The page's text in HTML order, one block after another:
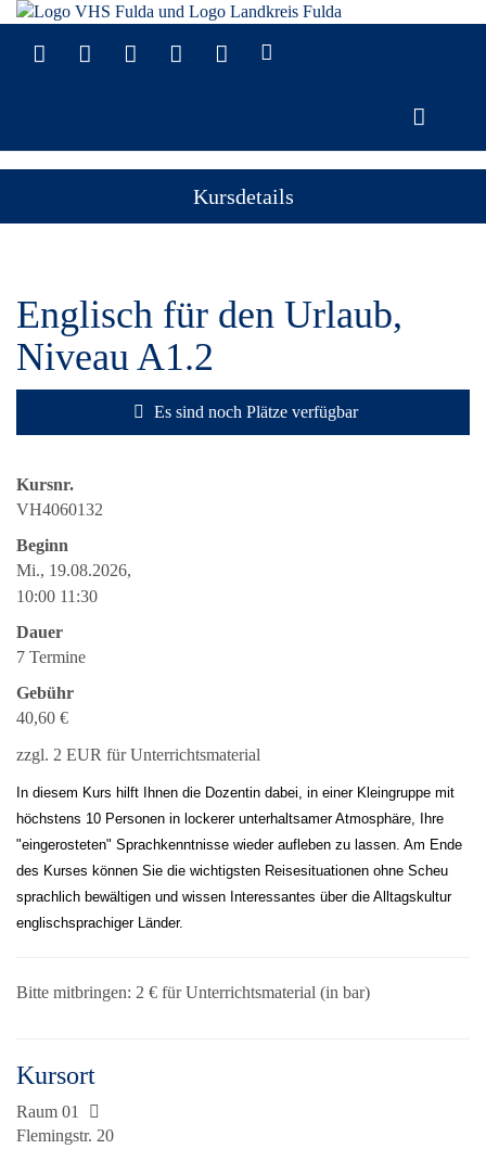
Kursdetails
Englisch für den Urlaub,
Niveau A1.2
Es sind noch Plätze verfügbar
Kursnr.
VH4060132
Beginn
Mi., 19.08.2026,
10:00 11:30
Dauer
7 Termine
Gebühr
40,60 €
zzgl. 2 EUR für Unterrichtsmaterial
In diesem Kurs hilft Ihnen die Dozentin dabei, in einer Kleingruppe mit
höchstens 10 Personen in lockerer unterhaltsamer Atmosphäre, Ihre
"eingerosteten" Sprachkenntnisse wieder aufleben zu lassen. Am Ende
des Kurses können Sie die wichtigsten Reisesituationen ohne Scheu
sprachlich bewältigen und wissen Interessantes über die Alltagskultur
englischsprachiger Länder.
Bitte mitbringen: 2 € für Unterrichtsmaterial (in bar)
Kursort
Raum 01
Flemingstr. 20